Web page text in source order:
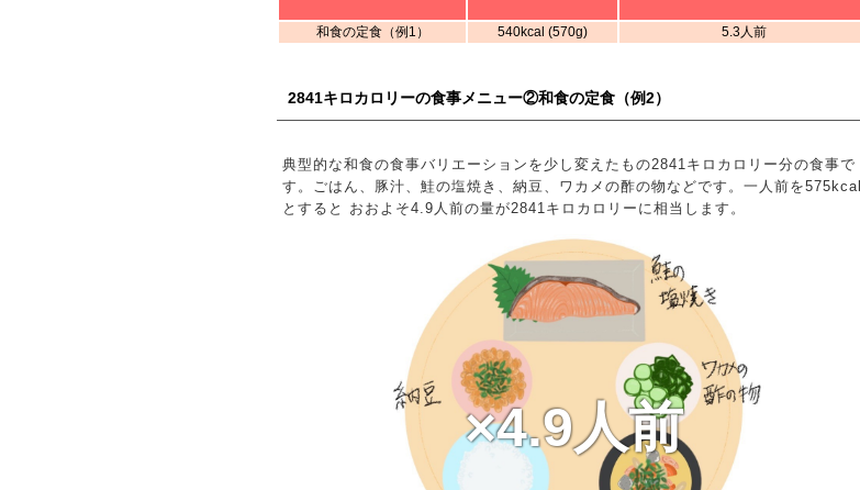
和食の定食（例1） 540kcal (570g) 5.3人前
2841キロカロリーの食事メニュー②和食の定食（例2）
典型的な和食の食事バリエーションを少し変えたもの2841キロカロリー分の食事で
す。ごはん、豚汁、鮭の塩焼き、納豆、ワカメの酢の物などです。一人前を575kcal
とすると おおよそ4.9人前の量が2841キロカロリーに相当します。
×4.9人前